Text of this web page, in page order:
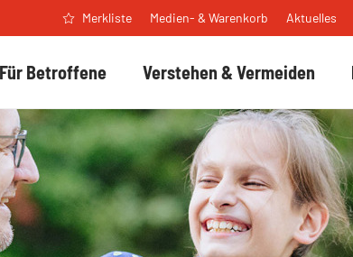
Für Betroffene Verstehen & Vermeiden
Merkliste Medien- & Warenkorb Aktuelles